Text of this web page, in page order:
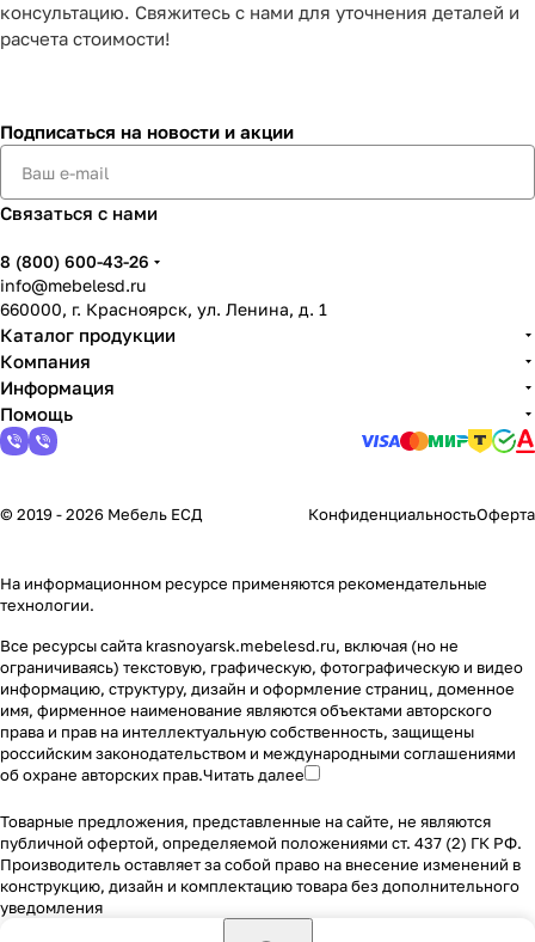
консультацию. Свяжитесь с нами для уточнения деталей и
расчета стоимости!
Подписаться на новости и акции
Связаться с нами
8 (800) 600-43-26
info@mebelesd.ru
660000, г. Красноярск, ул. Ленина, д. 1
Каталог продукции
Компания
Информация
Помощь
© 2019 - 2026 Мебель ЕСД КонфиденциальностьОферта
На информационном ресурсе применяются рекомендательные
технологии.
Все ресурсы сайта krasnoyarsk.mebelesd.ru, включая (но не
ограничиваясь) текстовую, графическую, фотографическую и видео
информацию, структуру, дизайн и оформление страниц, доменное
имя, фирменное наименование являются объектами авторского
права и прав на интеллектуальную собственность, защищены
российским законодательством и международными соглашениями
об охране авторских прав.Читать далее
Товарные предложения, представленные на сайте, не являются
публичной офертой, определяемой положениями ст. 437 (2) ГК РФ.
Производитель оставляет за собой право на внесение изменений в
конструкцию, дизайн и комплектацию товара без дополнительного
уведомления